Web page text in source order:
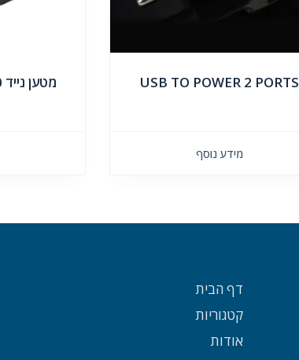
USB TO POWER 2 PORTS
מידע נוסף
מטען נייד 10000 בעיצוב אישי
דף הבית
קטגוריות
אודות